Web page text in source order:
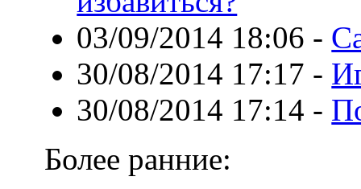
03/09/2014 18:06 -
30/08/2014 17:17 -
30/08/2014 17:14 -
Более ранние: